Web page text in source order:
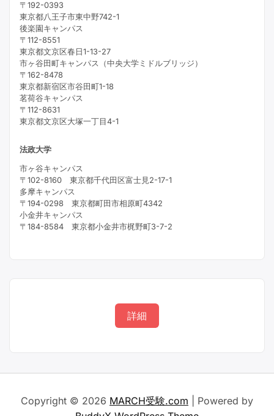
〒192-0393
東京都八王子市東中野742-1
後楽園キャンパス
〒112-8551
東京都文京区春日1-13-27
市ヶ谷田町キャンパス（中央大学ミドルブリッジ）
〒162-8478
東京都新宿区市谷田町1-18
茗荷谷キャンパス
〒112-8631
東京都文京区大塚一丁目4-1
法政大学
市ヶ谷キャンパス
〒102-8160 東京都千代田区富士見2-17-1
多摩キャンパス
〒194-0298 東京都町田市相原町4342
小金井キャンパス
〒184-8584 東京都小金井市梶野町3-7-2
詳細
Copyright © 2026 MARCH受験.com | Powered by